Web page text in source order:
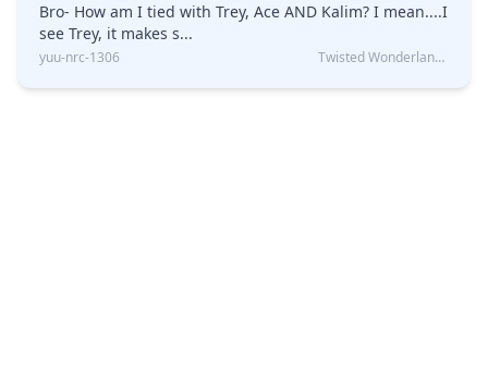
Bro- How am I tied with Trey, Ace AND Kalim? I mean....I
see Trey, it makes s...
yuu-nrc-1306 Twisted Wonderland Kin Quiz